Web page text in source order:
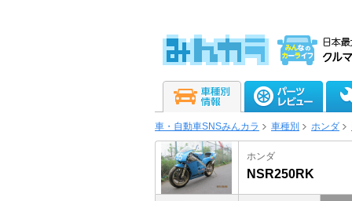
車・自動車SNSみんカラ 車種別 ホンダ
ホンダ
NSR250RK